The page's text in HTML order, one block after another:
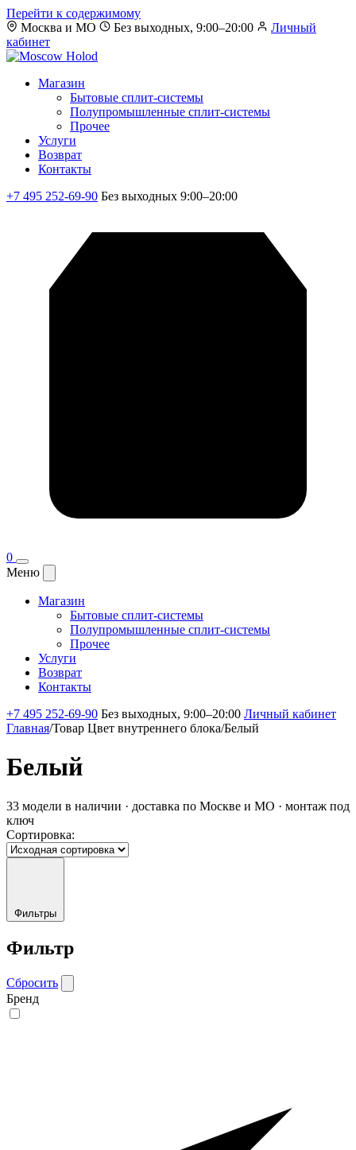
Перейти к содержимому
Москва и МО
Без выходных, 9:00–20:00
Личный
кабинет
Магазин
Бытовые сплит-системы
Полупромышленные сплит-системы
Прочее
Услуги
Возврат
Контакты
+7 495 252-69-90 Без выходных 9:00–20:00
0
Меню
Магазин
Бытовые сплит-системы
Полупромышленные сплит-системы
Прочее
Услуги
Возврат
Контакты
+7 495 252-69-90 Без выходных, 9:00–20:00 Личный кабинет
Главная/Товар Цвет внутреннего блока/Белый
Белый
33 модели в наличии · доставка по Москве и МО · монтаж под
ключ
Сортировка:
Фильтры
Фильтр
Сбросить
Бренд